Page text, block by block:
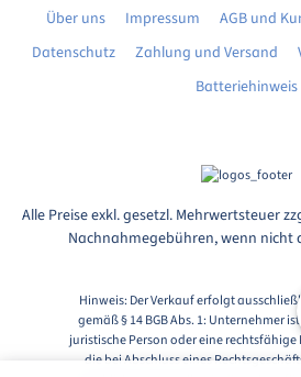
Über uns Impressum
AGB und
Datenschutz
Zahlung und Versand
Batteriehinweis
Alle Preise exkl. gesetzl. Mehrwertsteuer
Nachnahmegebühren, wenn nicht
Hinweis: Der Verkauf erfolgt
gemäß § 14 BGB Abs. 1: Unternehmer
juristische Person oder eine
die bei Abschluss eines